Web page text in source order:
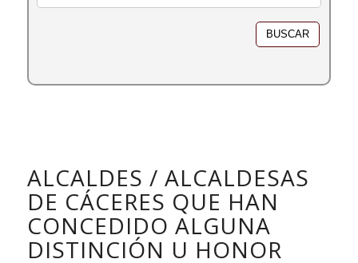
ALCALDES / ALCALDESAS
DE CÁCERES QUE HAN
CONCEDIDO ALGUNA
DISTINCIÓN U HONOR